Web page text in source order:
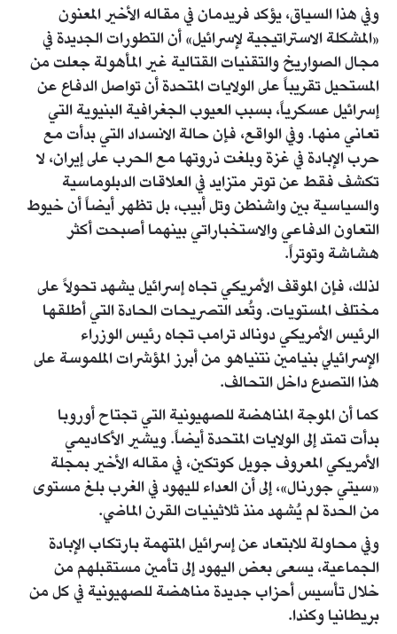
وفي هذا السياق، يؤكد فريدمان في مقاله الأخير المعنون
«المشكلة الاستراتيجية لإسرائيل» أن التطورات الجديدة في
مجال الصواريخ والتقنيات القتالية غير المأهولة جعلت من
المستحيل تقريباً على الولايات المتحدة أن تواصل الدفاع عن
إسرائيل عسكرياً، بسبب العيوب الجغرافية البنيوية التي
تعاني منها. وفي الواقع، فإن حالة الانسداد التي بدأت مع
حرب الإبادة في غزة وبلغت ذروتها مع الحرب على إيران، لا
تكشف فقط عن توتر متزايد في العلاقات الدبلوماسية
والسياسية بين واشنطن وتل أبيب، بل تظهر أيضاً أن خيوط
التعاون الدفاعي والاستخباراتي بينهما أصبحت أكثر
هشاشة وتوتراً.
لذلك، فإن الموقف الأمريكي تجاه إسرائيل يشهد تحولاً على
مختلف المستويات. وتُعد التصريحات الحادة التي أطلقها
الرئيس الأمريكي دونالد ترامب تجاه رئيس الوزراء
الإسرائيلي بنيامين نتنياهو من أبرز المؤشرات الملموسة على
هذا التصدع داخل التحالف.
كما أن الموجة المناهضة للصهيونية التي تجتاح أوروبا
بدأت تمتد إلى الولايات المتحدة أيضاً. ويشير الأكاديمي
الأمريكي المعروف جويل كوتكين، في مقاله الأخير بمجلة
«سيتي جورنال»، إلى أن العداء لليهود في الغرب بلغ مستوى
من الحدة لم يُشهد منذ ثلاثينيات القرن الماضي.
وفي محاولة للابتعاد عن إسرائيل المتهمة بارتكاب الإبادة
الجماعية، يسعى بعض اليهود إلى تأمين مستقبلهم من
خلال تأسيس أحزاب جديدة مناهضة للصهيونية في كل من
بريطانيا وكندا.